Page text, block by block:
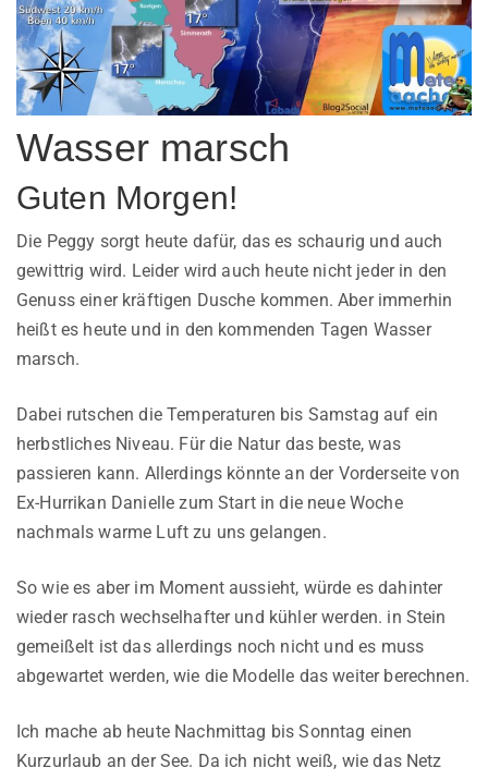
Wasser marsch
Guten Morgen!
Die Peggy sorgt heute dafür, das es schaurig und auch
gewittrig wird. Leider wird auch heute nicht jeder in den
Genuss einer kräftigen Dusche kommen. Aber immerhin
heißt es heute und in den kommenden Tagen Wasser
marsch.
Dabei rutschen die Temperaturen bis Samstag auf ein
herbstliches Niveau. Für die Natur das beste, was
passieren kann. Allerdings könnte an der Vorderseite von
Ex-Hurrikan Danielle zum Start in die neue Woche
nachmals warme Luft zu uns gelangen.
So wie es aber im Moment aussieht, würde es dahinter
wieder rasch wechselhafter und kühler werden. in Stein
gemeißelt ist das allerdings noch nicht und es muss
abgewartet werden, wie die Modelle das weiter berechnen.
Ich mache ab heute Nachmittag bis Sonntag einen
Kurzurlaub an der See. Da ich nicht weiß, wie das Netz